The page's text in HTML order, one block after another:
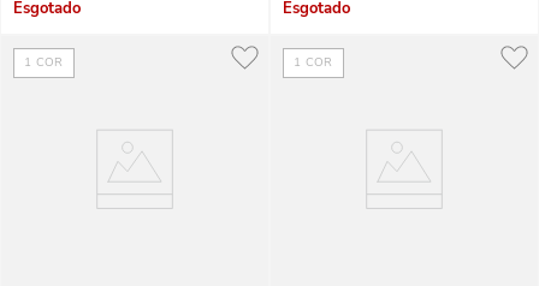
Indisponível Indisponível
1 COR 1 COR